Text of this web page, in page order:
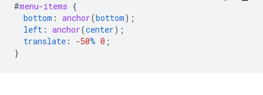
#menu-items {
bottom : anchor(bottom);
left : anchor(center);
translate : -50% 0 ;
}